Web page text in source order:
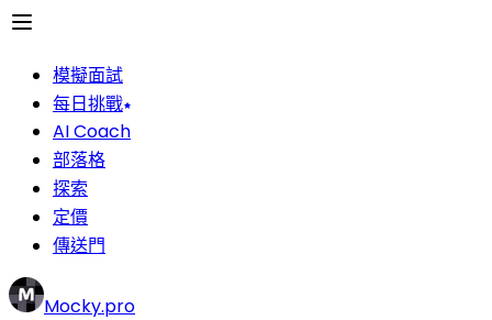
模擬面試
每日挑戰
AI Coach
部落格
探索
定價
傳送門
Mocky.pro